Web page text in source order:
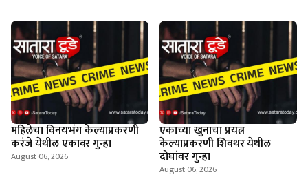
महिलेचा विनयभंग केल्याप्रकरणी
करंजे येथील एकावर गुन्हा
August 06, 2026
एकाच्या खुनाचा प्रयत्न
केल्याप्रकरणी शिवथर येथील
दोघांवर गुन्हा
August 06, 2026